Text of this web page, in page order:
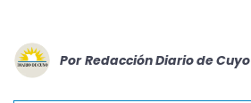
Por Redacción Diario de Cuyo